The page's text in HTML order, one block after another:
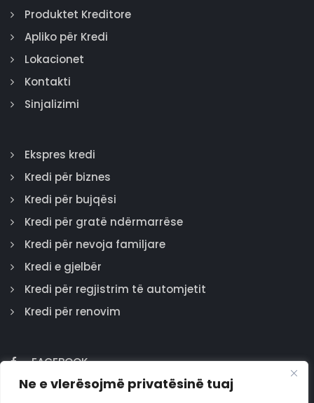
Ne e vlerësojmë privatësinë tuaj
Produktet Kreditore
Apliko për Kredi
Lokacionet
Kontakti
Sinjalizimi
Ekspres kredi
Kredi për biznes
Kredi për bujqësi
Kredi për gratë ndërmarrëse
Kredi për nevoja familjare
Kredi e gjelbër
Kredi për regjistrim të automjetit
Kredi për renovim
FACEBOOK
GOOGLE